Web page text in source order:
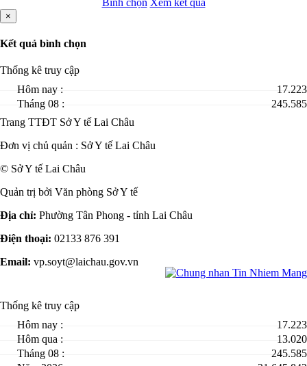
×
Kết quả bình chọn
Thống kê truy cập
Hôm nay :
17.223
Tháng 08 :
245.585
Trang TTĐT Sở Y tế Lai Châu
Đơn vị chủ quản : Sở Y tế Lai Châu
© Sở Y tế Lai Châu
Quản trị bởi Văn phòng Sở Y tế
Địa chỉ: Phường Tân Phong - tỉnh Lai Châu
Điện thoại: 02133 876 391
Email: vp.soyt@laichau.gov.vn
Thống kê truy cập
Hôm nay :
17.223
Hôm qua :
13.020
Tháng 08 :
245.585